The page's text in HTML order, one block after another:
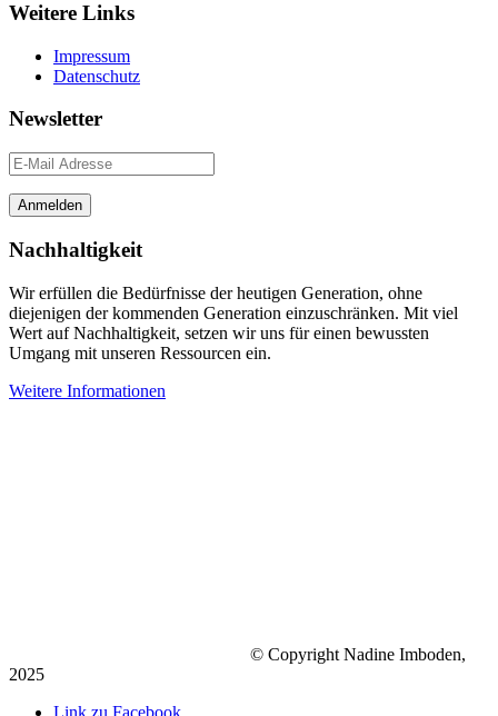
Weitere Links
Impressum
Datenschutz
Newsletter
Nachhaltigkeit
Wir erfüllen die Bedürfnisse der heutigen Generation, ohne
diejenigen der kommenden Generation einzuschränken. Mit viel
Wert auf Nachhaltigkeit, setzen wir uns für einen bewussten
Umgang mit unseren Ressourcen ein.
Weitere Informationen
© Copyright Nadine Imboden,
2025
Link zu Facebook